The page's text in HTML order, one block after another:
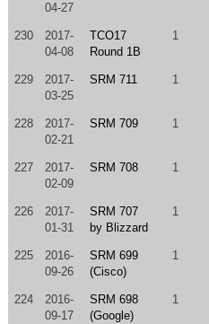
04-27
230
2017-
04-08
TCO17
Round 1B
1
229
2017-
03-25
SRM 711 1
228
2017-
02-21
SRM 709 1
227
2017-
02-09
SRM 708 1
226
2017-
01-31
SRM 707
by Blizzard
1
225
2016-
09-26
SRM 699
(Cisco)
1
224
2016-
09-17
SRM 698
(Google)
1